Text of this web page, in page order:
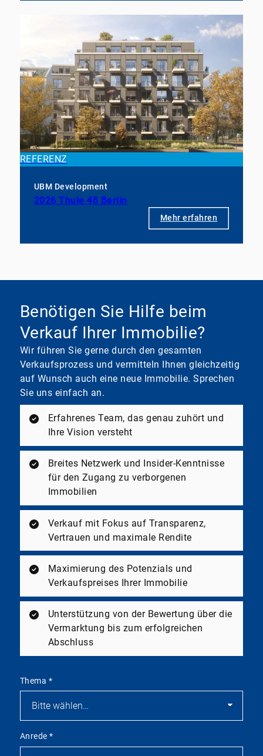
REFERENZ
UBM Development
2026 Thule 48 Berlin
Mehr erfahren
Benötigen Sie Hilfe beim
Verkauf Ihrer Immobilie?
Wir führen Sie gerne durch den gesamten
Verkaufsprozess und vermitteln Ihnen gleichzeitig
auf Wunsch auch eine neue Immobilie. Sprechen
Sie uns einfach an.
Erfahrenes Team, das genau zuhört und
Ihre Vision versteht
Breites Netzwerk und Insider-Kenntnisse
für den Zugang zu verborgenen
Immobilien
Verkauf mit Fokus auf Transparenz,
Vertrauen und maximale Rendite
Maximierung des Potenzials und
Verkaufspreises Ihrer Immobilie
Unterstützung von der Bewertung über die
Vermarktung bis zum erfolgreichen
Abschluss
Thema *
Anrede*